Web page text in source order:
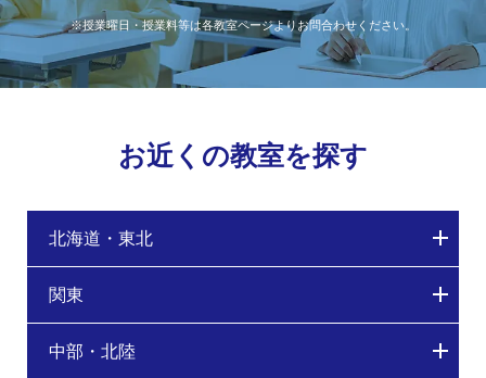
※授業曜日・授業料等は各教室ページよりお問合わせください。
お近くの教室を探す
北海道・東北
関東
中部・北陸